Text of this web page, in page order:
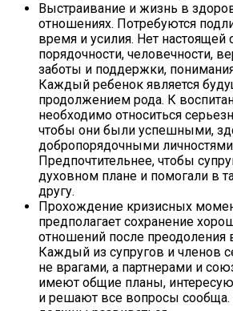
Выстраивание и жизнь в
отношениях. Потребуются
время и усилия. Нет
порядочности, человечности,
заботы и поддержки,
Каждый ребенок является
продолжением рода. К
необходимо относиться
чтобы они были успешными,
добропорядочными
Предпочтительнее, чтобы
духовном плане и помогали в
другу.
Прохождение кризисных
предполагает сохранение
отношений после преодоления
Каждый из супругов и членов
не врагами, а партнерами и
имеют общие планы,
и решают все вопросы сообща.